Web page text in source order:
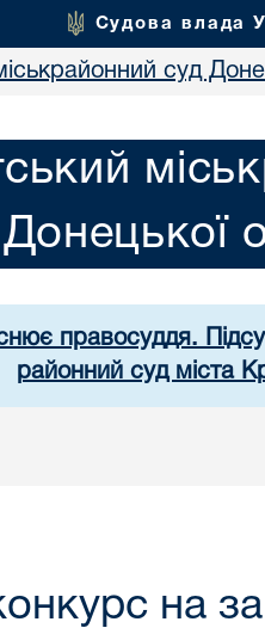
Судова влада
суд
Донецької
правосуддя.
районний суд міста
на